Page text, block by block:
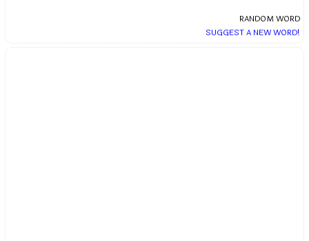
RANDOM WORD
SUGGEST A NEW WORD!